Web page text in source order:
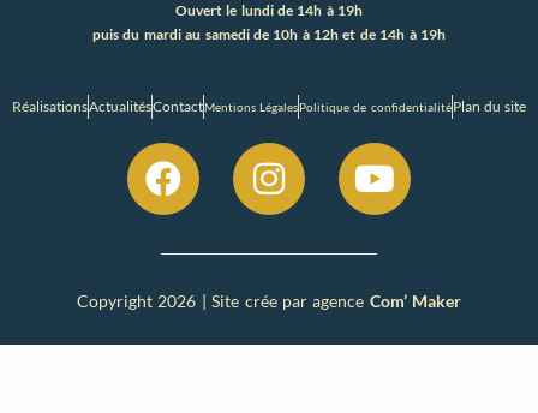
Ouvert le lundi de 14h à 19h
puis du mardi au samedi de 10h à 12h et de 14h à 19h
RéalisationsActualitésContactMentions LégalesPolitique de confidentialitéPlan du site
Copyright 2026 | Site crée par agence Com’ Maker